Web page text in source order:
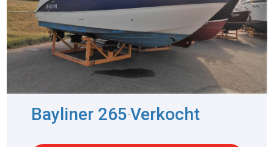
Bayliner 265-Verkocht